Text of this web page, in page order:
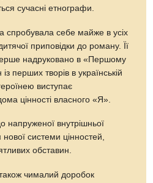
сучасні етнографи.
спробувала себе майже в усіх
приповідки до роману. Її
надруковано в «Першому
перших творів в українській
виступає
цінності власного «Я».
напруженої внутрішньої
системи цінностей,
обставин.
чималий доробок